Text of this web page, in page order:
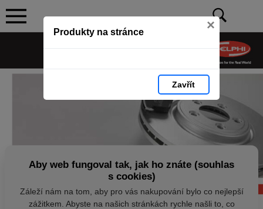
Produkty na stránce ×
Zavřít
Aby web fungoval tak, jak ho znáte (souhlas
s cookies)
Záleží nám na tom, aby pro vás nakupování bylo co nejlepší
zážitkem. Abyste na našich stránkách rychle našli to, co